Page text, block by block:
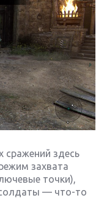
сражений здесь
захвата
точки),
солдаты — что-то